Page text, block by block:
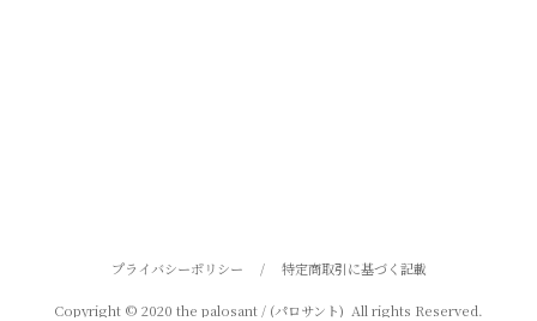
プライバシーポリシー / 特定商取引に基づく記載
Copyright © 2020 the palosant / (パロサント) All rights Reserved.